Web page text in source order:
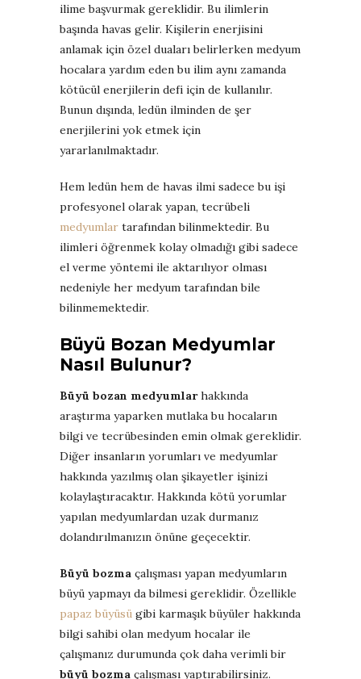
ilime başvurmak gereklidir. Bu ilimlerin
başında havas gelir. Kişilerin enerjisini
anlamak için özel duaları belirlerken medyum
hocalara yardım eden bu ilim aynı zamanda
kötücül enerjilerin defi için de kullanılır.
Bunun dışında, ledün ilminden de şer
enerjilerini yok etmek için
yararlanılmaktadır.
Hem ledün hem de havas ilmi sadece bu işi
profesyonel olarak yapan, tecrübeli
medyumlar tarafından bilinmektedir. Bu
ilimleri öğrenmek kolay olmadığı gibi sadece
el verme yöntemi ile aktarılıyor olması
nedeniyle her medyum tarafından bile
bilinmemektedir.
Büyü Bozan Medyumlar
Nasıl Bulunur?
Büyü bozan medyumlarhakkında
araştırma yaparken mutlaka bu hocaların
bilgi ve tecrübesinden emin olmak gereklidir.
Diğer insanların yorumları ve medyumlar
hakkında yazılmış olan şikayetler işinizi
kolaylaştıracaktır. Hakkında kötü yorumlar
yapılan medyumlardan uzak durmanız
dolandırılmanızın önüne geçecektir.
Büyü bozma çalışması yapan medyumların
büyü yapmayı da bilmesi gereklidir. Özellikle
papaz büyüsü gibi karmaşık büyüler hakkında
bilgi sahibi olan medyum hocalar ile
çalışmanız durumunda çok daha verimli bir
büyü bozma çalışması yaptırabilirsiniz.